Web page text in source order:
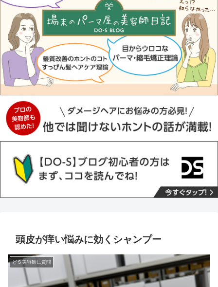
頭皮が痒い悩みに効くシャンプー
どＳ美容師に質問